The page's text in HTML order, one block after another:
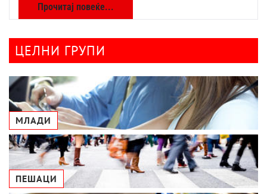
Прочитај повеќе...
ЦЕЛНИ ГРУПИ
МЛАДИ
ПЕШАЦИ